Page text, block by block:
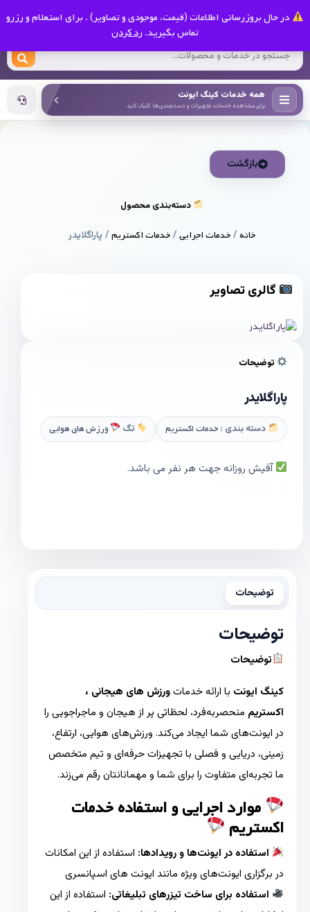
در حال بروزرسانی اطلاعات (قیمت، موجودی و تصاویر) . برای استعلام و رزرو
تماس بگیرید. رد کردن
کینگ ایونت
همه خدمات کینگ ایونت
برای مشاهده خدمات، تجهیزات و دسته‌بندی‌ها کلیک کنید
بازگشت
دسته‌بندی محصول
خانه/خدمات اجرایی/خدمات اکستریم/ پاراگلایدر
گالری تصاویر
توضیحات
پاراگلایدر
دسته بندی : خدمات اکستریم تگ ورزش های هوایی
آفیش روزانه جهت هر نفر می باشد.
توضیحات
توضیحات
توضیحات
کینگ ایونت با ارائه خدماتورزش های هیجانی ،
اکستریم منحصربه‌فرد، لحظاتی پر از هیجان و ماجراجویی را
در ایونت‌های شما ایجاد می‌کند. ورزش‌های هوایی، ارتفاع،
زمینی، دریایی و فصلی با تجهیزات حرفه‌ای و تیم متخصص
ما تجربه‌ای متفاوت را برای شما و مهمانانتان رقم می‌زند.
موارد اجرایی و استفاده خدمات
اکستریم
استفاده در ایونت‌ها و رویدادها: استفاده از این امکانات
در برگزاری ایونت‌های ویژه مانند ایونت های اسپانسری
استفاده برای ساخت تیزرهای تبلیغاتی: استفاده از این